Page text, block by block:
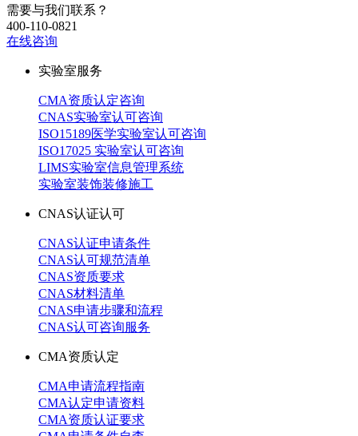
需要与我们联系？
400-110-0821
在线咨询
实验室服务
CMA资质认定咨询
CNAS实验室认可咨询
ISO15189医学实验室认可咨询
ISO17025 实验室认可咨询
LIMS实验室信息管理系统
实验室装饰装修施工
CNAS认证认可
CNAS认证申请条件
CNAS认可规范清单
CNAS资质要求
CNAS材料清单
CNAS申请步骤和流程
CNAS认可咨询服务
CMA资质认定
CMA申请流程指南
CMA认定申请资料
CMA资质认证要求